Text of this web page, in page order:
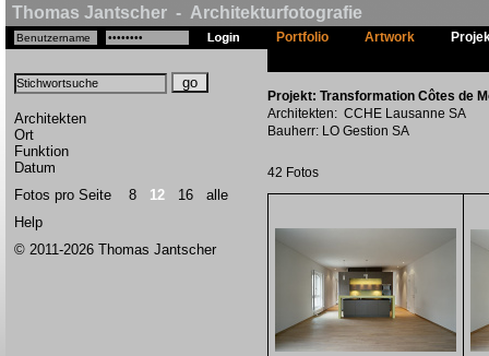
Thomas Jantscher - Architekturfotografie
Architekten
Ort
Funktion
Datum
Fotos pro Seite 8 12 16
alle
Help
© 2011-2026 Thomas Jantscher
Portfolio Artwork
Projekt: Transformation Côtes de
Architekten: CCHE Lausanne SA
Bauherr: LO Gestion SA
42 Fotos